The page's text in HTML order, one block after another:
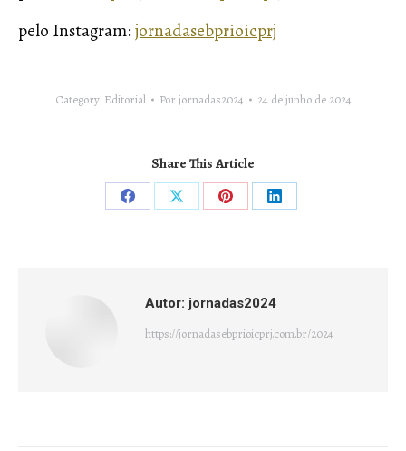
pelo Instagram:jornadasebprioicprj
Category: Editorial Por jornadas2024 24 de junho de 2024
Share This Article
CompartilharCompartilharCompartilharCompartilhar
Autor: jornadas2024
https://jornadasebprioicprj.com.br/2024